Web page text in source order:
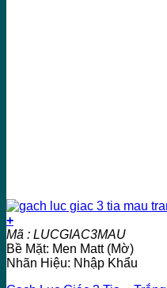
+
Mã : LUCGIAC3MAU
Bề Mặt: Men Matt (Mờ)
Nhãn Hiệu: Nhập Khẩu